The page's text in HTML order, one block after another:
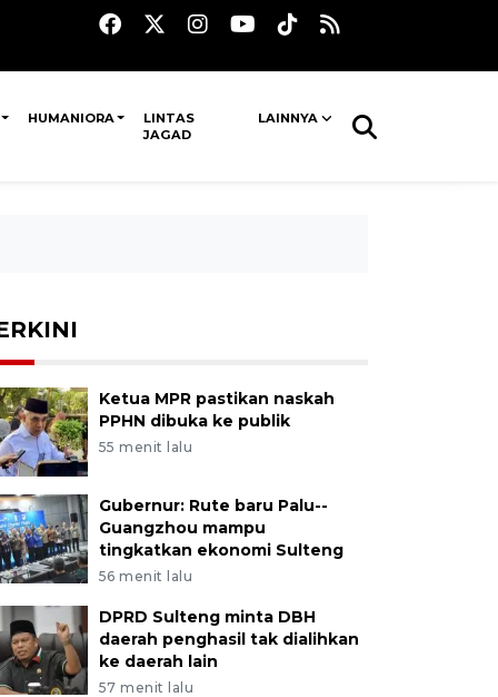
HUMANIORA
LINTAS
JAGAD
LAINNYA
Ketua MPR pastikan naskah
PPHN dibuka ke publik
55 menit lalu
Gubernur: Rute baru Palu--
Guangzhou mampu
tingkatkan ekonomi Sulteng
56 menit lalu
DPRD Sulteng minta DBH
daerah penghasil tak dialihkan
ke daerah lain
57 menit lalu